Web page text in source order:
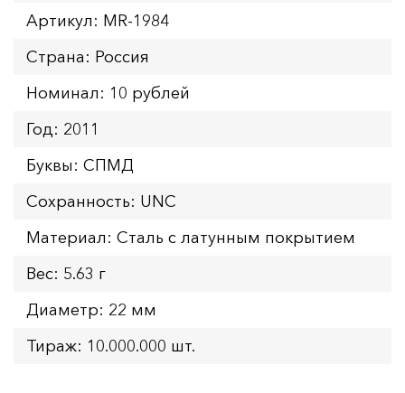
Артикул: MR-1984
Страна: Россия
Номинал: 10 рублей
Год: 2011
Буквы: СПМД
Сохранность: UNC
Материал: Сталь с латунным покрытием
Вес: 5.63 г
Диаметр: 22 мм
Тираж: 10.000.000 шт.